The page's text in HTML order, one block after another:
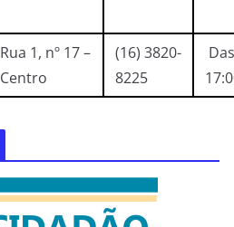
Rua 1, nº 17 –
Centro
(16) 3820-
8225